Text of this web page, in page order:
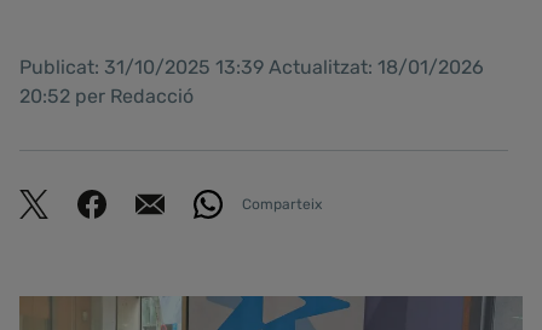
Publicat: 31/10/2025 13:39 Actualitzat: 18/01/2026
20:52 per Redacció
Comparteix